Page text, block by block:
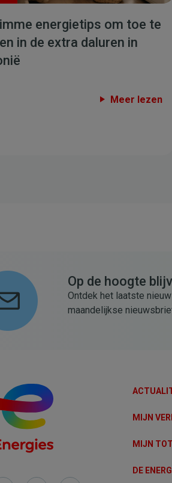
energietips om toe te
in de extra daluren in
Meer lezen
Op de hoogte
Ontdek het laatste
maandelijkse
MIJN
MIJN
DE